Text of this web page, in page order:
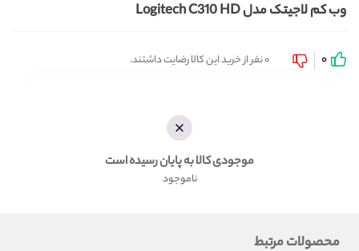
وب کم لاجیتک مدل Logitech C310 HD
0 0 نفر از خرید این کالا رضایت داشتند.
موجودی کالا به پایان رسیده است
ناموجود
محصولات مرتبط